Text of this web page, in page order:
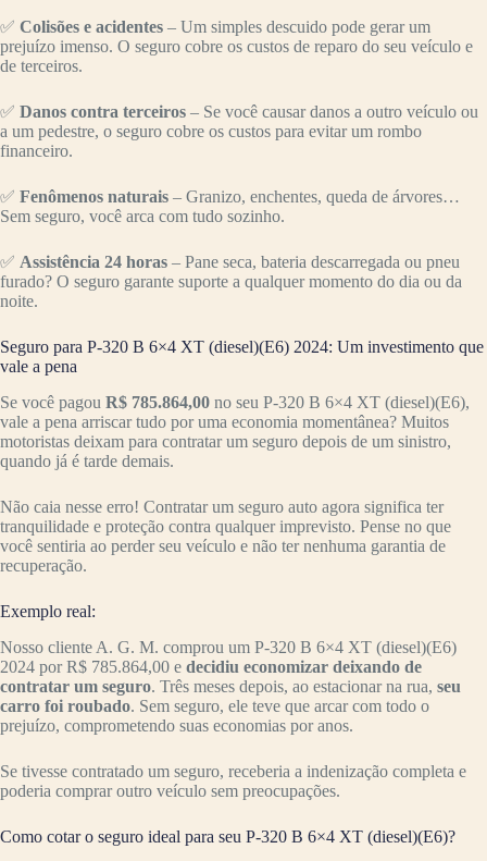
✅ Colisões e acidentes – Um simples descuido pode gerar um
prejuízo imenso. O seguro cobre os custos de reparo do seu veículo e
de terceiros.
✅ Danos contra terceiros – Se você causar danos a outro veículo ou
a um pedestre, o seguro cobre os custos para evitar um rombo
financeiro.
✅ Fenômenos naturais – Granizo, enchentes, queda de árvores…
Sem seguro, você arca com tudo sozinho.
✅ Assistência 24 horas – Pane seca, bateria descarregada ou pneu
furado? O seguro garante suporte a qualquer momento do dia ou da
noite.
Seguro para P-320 B 6×4 XT (diesel)(E6) 2024: Um investimento que
vale a pena
Se você pagou R$ 785.864,00 no seu P-320 B 6×4 XT (diesel)(E6),
vale a pena arriscar tudo por uma economia momentânea? Muitos
motoristas deixam para contratar um seguro depois de um sinistro,
quando já é tarde demais.
Não caia nesse erro! Contratar um seguro auto agora significa ter
tranquilidade e proteção contra qualquer imprevisto. Pense no que
você sentiria ao perder seu veículo e não ter nenhuma garantia de
recuperação.
Exemplo real:
Nosso cliente A. G. M. comprou um P-320 B 6×4 XT (diesel)(E6)
2024 por R$ 785.864,00 e decidiu economizar deixando de
contratar um seguro. Três meses depois, ao estacionar na rua, seu
carro foi roubado. Sem seguro, ele teve que arcar com todo o
prejuízo, comprometendo suas economias por anos.
Se tivesse contratado um seguro, receberia a indenização completa e
poderia comprar outro veículo sem preocupações.
Como cotar o seguro ideal para seu P-320 B 6×4 XT (diesel)(E6)?